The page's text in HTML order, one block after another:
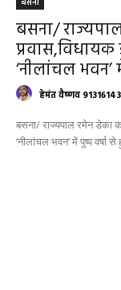
बसना/
‘नीलांचल
हेमंत वैष्णव
बसना/ राज्यपाल रमेन डेका
‘नीलांचल भवन’ में पुष्प वर्षा